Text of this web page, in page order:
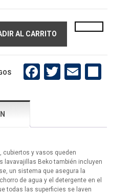
AL CARRITO
FacebookTwitter
cubiertos y vasos queden
lavavajillas Beko también incluyen
un sistema que asegura la
de agua y el detergente en el
todas las superficies se laven